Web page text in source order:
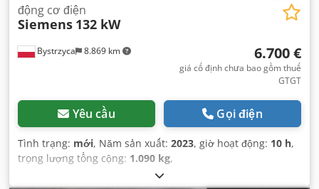
Bystrzyca 8.869 km
động cơ điện
Siemens 132 kW
6.700 €
giá cố định chưa bao gồm thuế
GTGT
Yêu cầu Gọi điện
Tình trạng: mới, Năm sản xuất: 2023, giờ hoạt động: 10 h,
trọng lượng tổng cộng: 1.090 kg,